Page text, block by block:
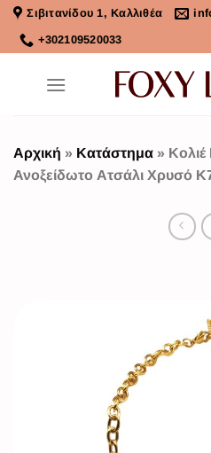
Σιβιτανίδου 1, Καλλιθέα
+302109520033
Αρχική » Κατάστημα »
Ανοξείδωτο Ατσάλι Χρυσό